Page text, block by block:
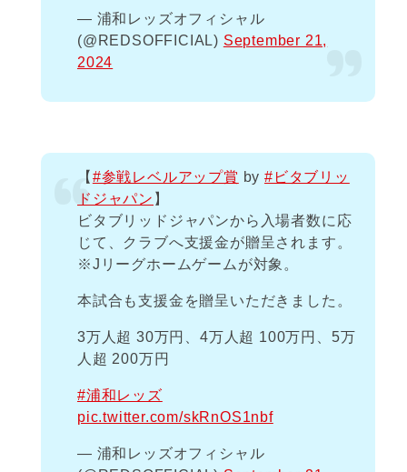
— 浦和レッズオフィシャル
(@REDSOFFICIAL) September 21,
2024
【 #参戦レベルアップ賞 by#ビタブリッ
ドジャパン 】
ビタブリッドジャパンから入場者数に応
じて、クラブへ支援金が贈呈されます。
※Jリーグホームゲームが対象。
本試合も支援金を贈呈いただきました。
3万人超 30万円、4万人超 100万円、5万
人超 200万円
#浦和レッズ
pic.twitter.com/skRnOS1nbf
— 浦和レッズオフィシャル